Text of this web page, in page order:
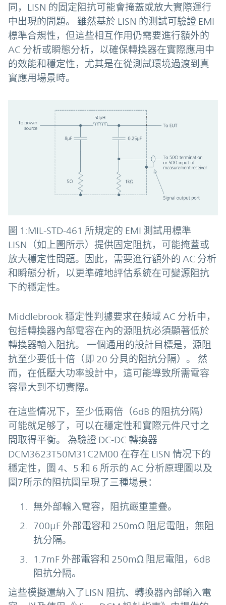
同，LISN 的固定阻抗可能會掩蓋或放大實際運行
中出現的問題。 雖然基於 LISN 的測試可驗證 EMI
標準合規性，但這些相互作用仍需要進行額外的
AC 分析或瞬態分析，以確保轉換器在實際應用中
的效能和穩定性，尤其是在從測試環境過渡到真
實應用場景時。
圖 1:MIL-STD-461 所規定的 EMI 測試用標準
LISN（如上圖所示）提供固定阻抗，可能掩蓋或
放大穩定性問題。因此，需要進行額外的 AC 分析
和瞬態分析，以更準確地評估系統在可變源阻抗
下的穩定性。
Middlebrook 穩定性判據要求在頻域 AC 分析中，
包括轉換器內部電容在內的源阻抗必須顯著低於
轉換器輸入阻抗。 一個通用的設計目標是，源阻
抗至少要低十倍（即 20 分貝的阻抗分隔）。 然
而，在低壓大功率設計中，這可能導致所需電容
容量大到不切實際。
在這些情况下，至少低兩倍（6dB 的阻抗分隔）
可能就足够了，可以在穩定性和實際元件尺寸之
間取得平衡。 為驗證 DC-DC 轉換器
DCM3623T50M31C2M00 在存在 LISN 情况下的
穩定性，圖 4、5 和 6 所示的 AC 分析原理圖以及
圖7所示的阻抗圖呈現了三種場景：
無外部輸入電容，阻抗嚴重重疊。
700µF 外部電容和 250mΩ 阻尼電阻，無阻
抗分隔。
1.7mF 外部電容和 250mΩ 阻尼電阻，6dB
阻抗分隔。
這些模擬還納入了LISN 阻抗、轉換器內部輸入電